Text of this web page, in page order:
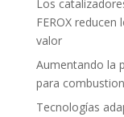
Los
FEROX
valor
Aumentando la
para
Tecnologías